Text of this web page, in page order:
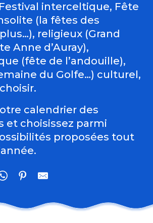
interceltique, Fête
(la fêtes des
religieux (Grand
Anne d’Auray),
(fête de l’andouille),
du Golfe…) culturel,
calendrier des
et choisissez parmi
proposées tout